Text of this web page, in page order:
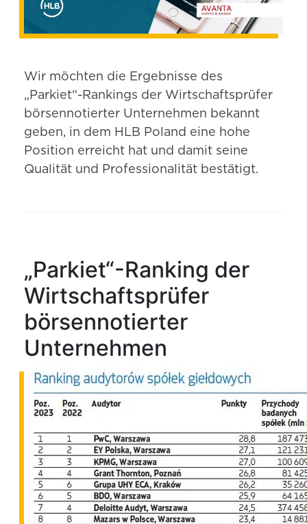
Wir möchten die Ergebnisse des
„Parkiet“-Rankings der Wirtschaftsprüfer
börsennotierter Unternehmen bekannt
geben, in dem HLB Poland eine hohe
Position erreicht hat und damit seine
Qualität und Professionalität bestätigt.
„Parkiet“-Ranking der
Wirtschaftsprüfer
börsennotierter
Unternehmen